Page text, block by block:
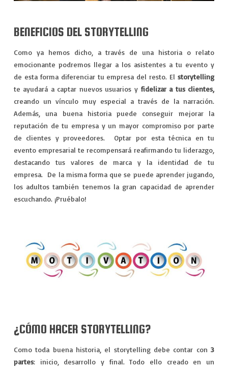
BENEFICIOS DEL STORYTELLING
Como ya hemos dicho, a través de una historia o relato
emocionante podremos llegar a los asistentes a tu evento y
de esta forma diferenciar tu empresa del resto. Elstorytelling
te ayudará a captar nuevos usuarios y fidelizar a tus clientes,
creando un vínculo muy especial a través de la narración.
Además, una buena historia puede conseguir mejorar la
reputación de tu empresa y un mayor compromiso por parte
de clientes y proveedores. Optar por esta técnica en tu
evento empresarial te recompensará reafirmando tu liderazgo,
destacando tus valores de marca y la identidad de tu
empresa. De la misma forma que se puede aprender jugando,
los adultos también tenemos la gran capacidad de aprender
escuchando. ¡Pruébalo!
¿CÓMO HACER STORYTELLING?
Como toda buena historia, el storytelling debe contar con3
partes: inicio, desarrollo y final. Todo ello creado en un